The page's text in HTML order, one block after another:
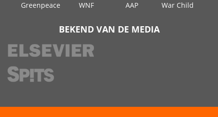
Greenpeace WNF AAP War Child
BEKEND VAN DE MEDIA